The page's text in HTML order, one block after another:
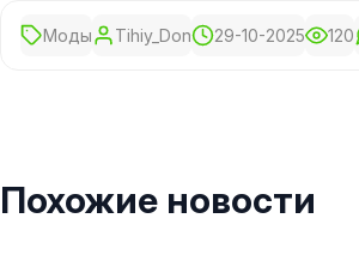
Моды Tihiy_Don 29-10-2025 120
Похожие новости